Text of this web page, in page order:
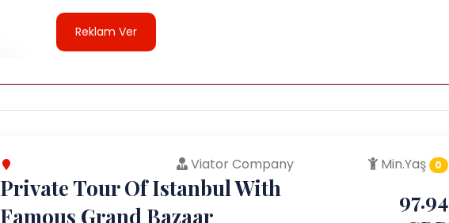
Reklam Ver
Viator Company
Private Tour Of Istanbul With
Famous Grand Bazaar
Min.Yaş 0
97.94